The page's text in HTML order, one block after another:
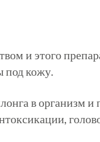
и этого
под кожу.
в организм и